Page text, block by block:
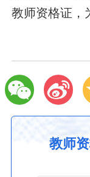
教师资格证，
教师